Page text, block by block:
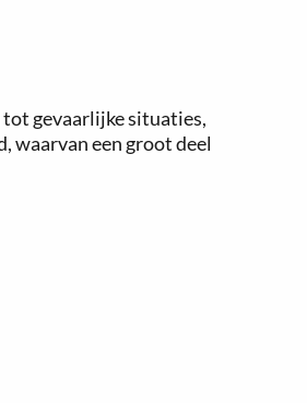
tot gevaarlijke situaties,
waarvan een groot deel